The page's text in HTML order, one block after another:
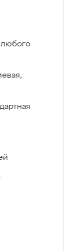
любого